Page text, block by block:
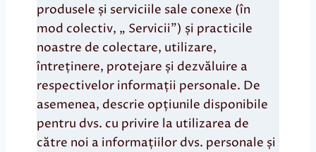
produsele și serviciile sale conexe (în
mod colectiv, „ Servicii”) și practicile
noastre de colectare, utilizare,
întreținere, protejare și dezvăluire a
respectivelor informații personale. De
asemenea, descrie opțiunile disponibile
pentru dvs. cu privire la utilizarea de
către noi a informațiilor dvs. personale și